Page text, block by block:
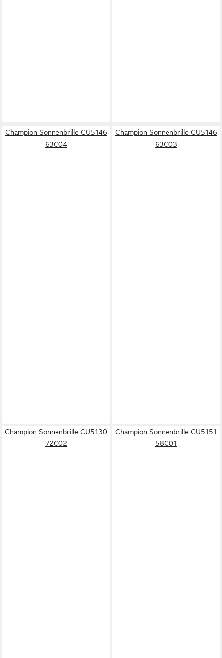
Champion Sonnenbrille CU5146
63C04
Champion Sonnenbrille CU5146
63C03
Champion Sonnenbrille CU5130
72C02
Champion Sonnenbrille CU5151
58C01